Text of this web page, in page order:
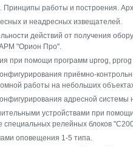
работы и построения.
и неадресных извещателей.
действий от получения
"Орион Про".
при помощи программ uprog,
приёмно-
работы на небольших
адресной
устройствами при
специальных релейных блоков
оповещения 1-5 типа.